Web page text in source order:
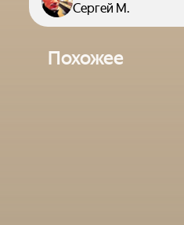
Сергей М.
Похожее